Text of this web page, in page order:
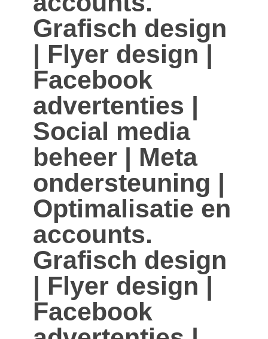
Grafisch design
| Flyer design |
Facebook
advertenties |
Social media
beheer | Meta
ondersteuning |
Optimalisatie en
accounts.
Grafisch design
| Flyer design |
Facebook